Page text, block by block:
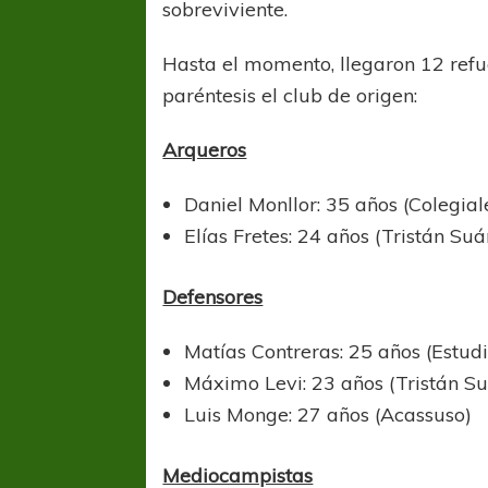
sobreviviente.
Hasta el momento, llegaron 12
paréntesis el club de origen:
Arqueros
Daniel Monllor: 35 años
Elías Fretes: 24 años (Tristán
Defensores
Matías Contreras: 25 años
Máximo Levi: 23 años (Tristán
Luis Monge: 27 años (Acassuso)
Mediocampistas
FÚTBOL FEMENINO
REGIONAL AMATEUR
Korn
FÚTBOL
REGIONAL